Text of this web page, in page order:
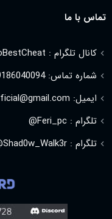
تماس با ما
کانال تلگرام : CsgoBestCheat@
شماره تماس: 09186040094
ایمیل: mrcheat.official@gmail.com
تلگرام : Feri_pc@
تلگرام : Shad0w_Walk3r@